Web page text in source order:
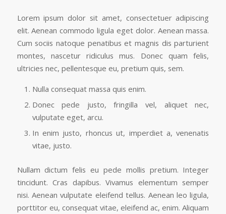
Lorem ipsum dolor sit amet, consectetuer adipiscing
elit. Aenean commodo ligula eget dolor. Aenean massa.
Cum sociis natoque penatibus et magnis dis parturient
montes, nascetur ridiculus mus. Donec quam felis,
ultricies nec, pellentesque eu, pretium quis, sem.
Nulla consequat massa quis enim.
Donec pede justo, fringilla vel, aliquet nec,
vulputate eget, arcu.
In enim justo, rhoncus ut, imperdiet a, venenatis
vitae, justo.
Nullam dictum felis eu pede mollis pretium. Integer
tincidunt. Cras dapibus. Vivamus elementum semper
nisi. Aenean vulputate eleifend tellus. Aenean leo ligula,
porttitor eu, consequat vitae, eleifend ac, enim. Aliquam